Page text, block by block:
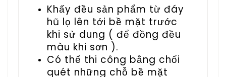
Khấy đều sản phẩm từ đáy
hũ lọ lên tới bề mặt trước
khi sử dung ( để đồng đều
màu khi sơn ).
Có thể thi công bằng chổi
quét những chỗ bề mặt